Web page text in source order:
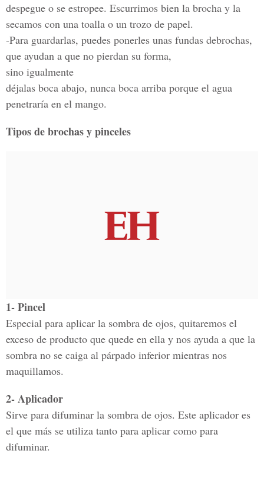
despegue o se estropee. Escurrimos bien la brocha y la
secamos con una toalla o un trozo de papel.
-Para guardarlas, puedes ponerles unas fundas debrochas,
que ayudan a que no pierdan su forma,
sino igualmente
déjalas boca abajo, nunca boca arriba porque el agua
penetraría en el mango.
Tipos de brochas y pinceles
1- Pincel
Especial para aplicar la sombra de ojos, quitaremos el
exceso de producto que quede en ella y nos ayuda a que la
sombra no se caiga al párpado inferior mientras nos
maquillamos.
2- Aplicador
Sirve para difuminar la sombra de ojos. Este aplicador es
el que más se utiliza tanto para aplicar como para
difuminar.